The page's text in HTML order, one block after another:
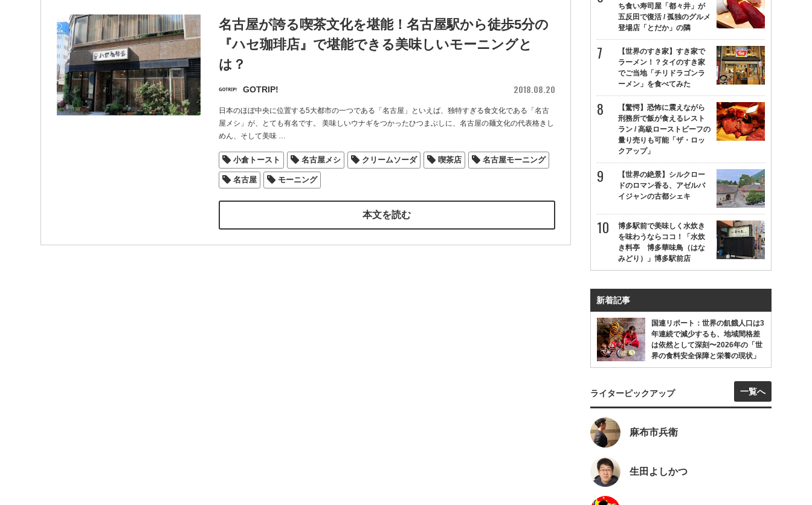
名古屋が誇る喫茶文化を堪能！名古屋駅から徒歩5分の
『ハセ珈琲店』で堪能できる美味しいモーニングと
は？
GOTRIP! 2018.08.20
日本のほぼ中央に位置する5大都市の一つである「名古屋」といえば、独特すぎる食文化である「名古
屋メシ」が、とても有名です。 美味しいウナギをつかったひつまぶしに、名古屋の麺文化の代表格きし
めん、そして美味…
小倉トースト 名古屋メシ クリームソーダ 喫茶店 名古屋モーニング
名古屋 モーニング
本文を読む
ち食い寿司屋「都々井」が
五反田で復活 / 孤独のグルメ
登場店「とだか」の隣
【世界のすき家】すき家で
ラーメン！？タイのすき家
でご当地「チリドラゴンラ
ーメン」を食べてみた
【驚愕】恐怖に震えながら
刑務所で飯が食えるレスト
ラン / 高級ローストビーフの
量り売りも可能「ザ・ロッ
クアップ」
【世界の絶景】シルクロー
ドのロマン香る、アゼルバ
イジャンの古都シェキ
博多駅前で美味しく水炊き
を味わうならココ！「水炊
き料亭 博多華味鳥（はな
みどり）」博多駅前店
新着記事
国連リポート：世界の飢餓人口は3
年連続で減少するも、地域間格差
は依然として深刻〜2026年の「世
界の食料安全保障と栄養の現状」
ライターピックアップ 一覧へ
麻布市兵衛
生田よしかつ